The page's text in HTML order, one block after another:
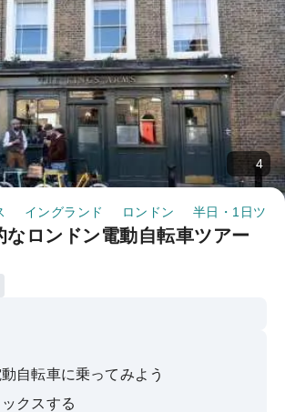
4
イングランド ロンドン 半日・1日ツア
なロンドン電動自転車ツアー
自転車に乗ってみよう
クスする